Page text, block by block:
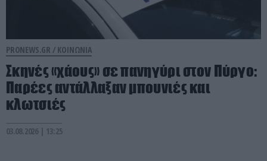
PRONEWS.GR / ΚΟΙΝΩΝΙΑ
Σκηνές «χάους» σε πανηγύρι στον Πύργο:
Παρέες αντάλλαξαν μπουνιές και
κλωτσιές
03.08.2026 | 13:25